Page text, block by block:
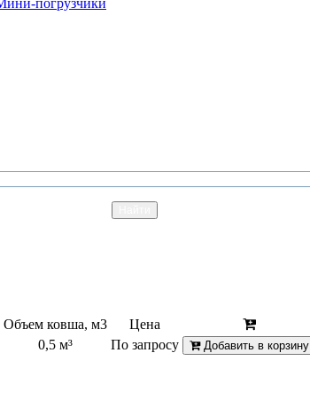
Объем ковша, м3
Цена
0,5 м³ По запросу Добавить в корзину